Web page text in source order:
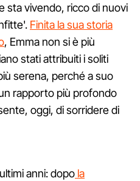
sta vivendo, ricco di nuovi
Finita la sua storia
, Emma non si è più
stati attribuiti i soliti
serena, perché a suo
rapporto più profondo
oggi, di sorridere di
anni: dopo la